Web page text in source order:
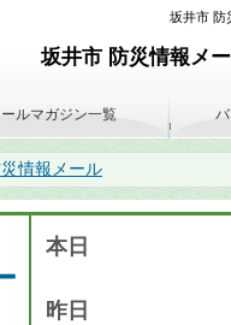
坂井市 防
坂井市 防災情報メ
情報メール
本日
昨日
ルマガジン一覧